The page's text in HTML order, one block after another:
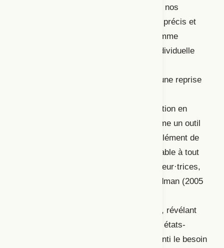
usages variés de la partition au sein de nos
disciplines. Tantôt système de notation précis et
codifié, la partition peut être perçue comme
médium de la mémoire collective ou individuelle
l’interprétation et la transmission pour une reprise
production de traces variées de la création en
cours, elle peut être appréhendée comme un outil
même de composition, reliant chaque élément de
l’œuvre, et constituer une entité modulable à tout
moment de la création. Si plusieurs auteur·trices,
dont Julie Sermon (2016), Nelson Goodman (2005
s au cours de cette journée, révélant
surtout des approches européennes ou états-
uniennes de la partition, nous avons senti le besoin